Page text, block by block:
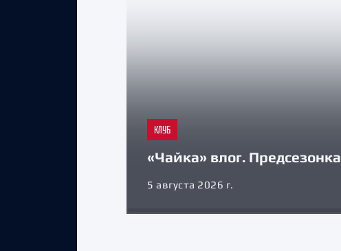
КЛУБ
«Чайка» влог. Предсезонка
5 августа 2026 г.